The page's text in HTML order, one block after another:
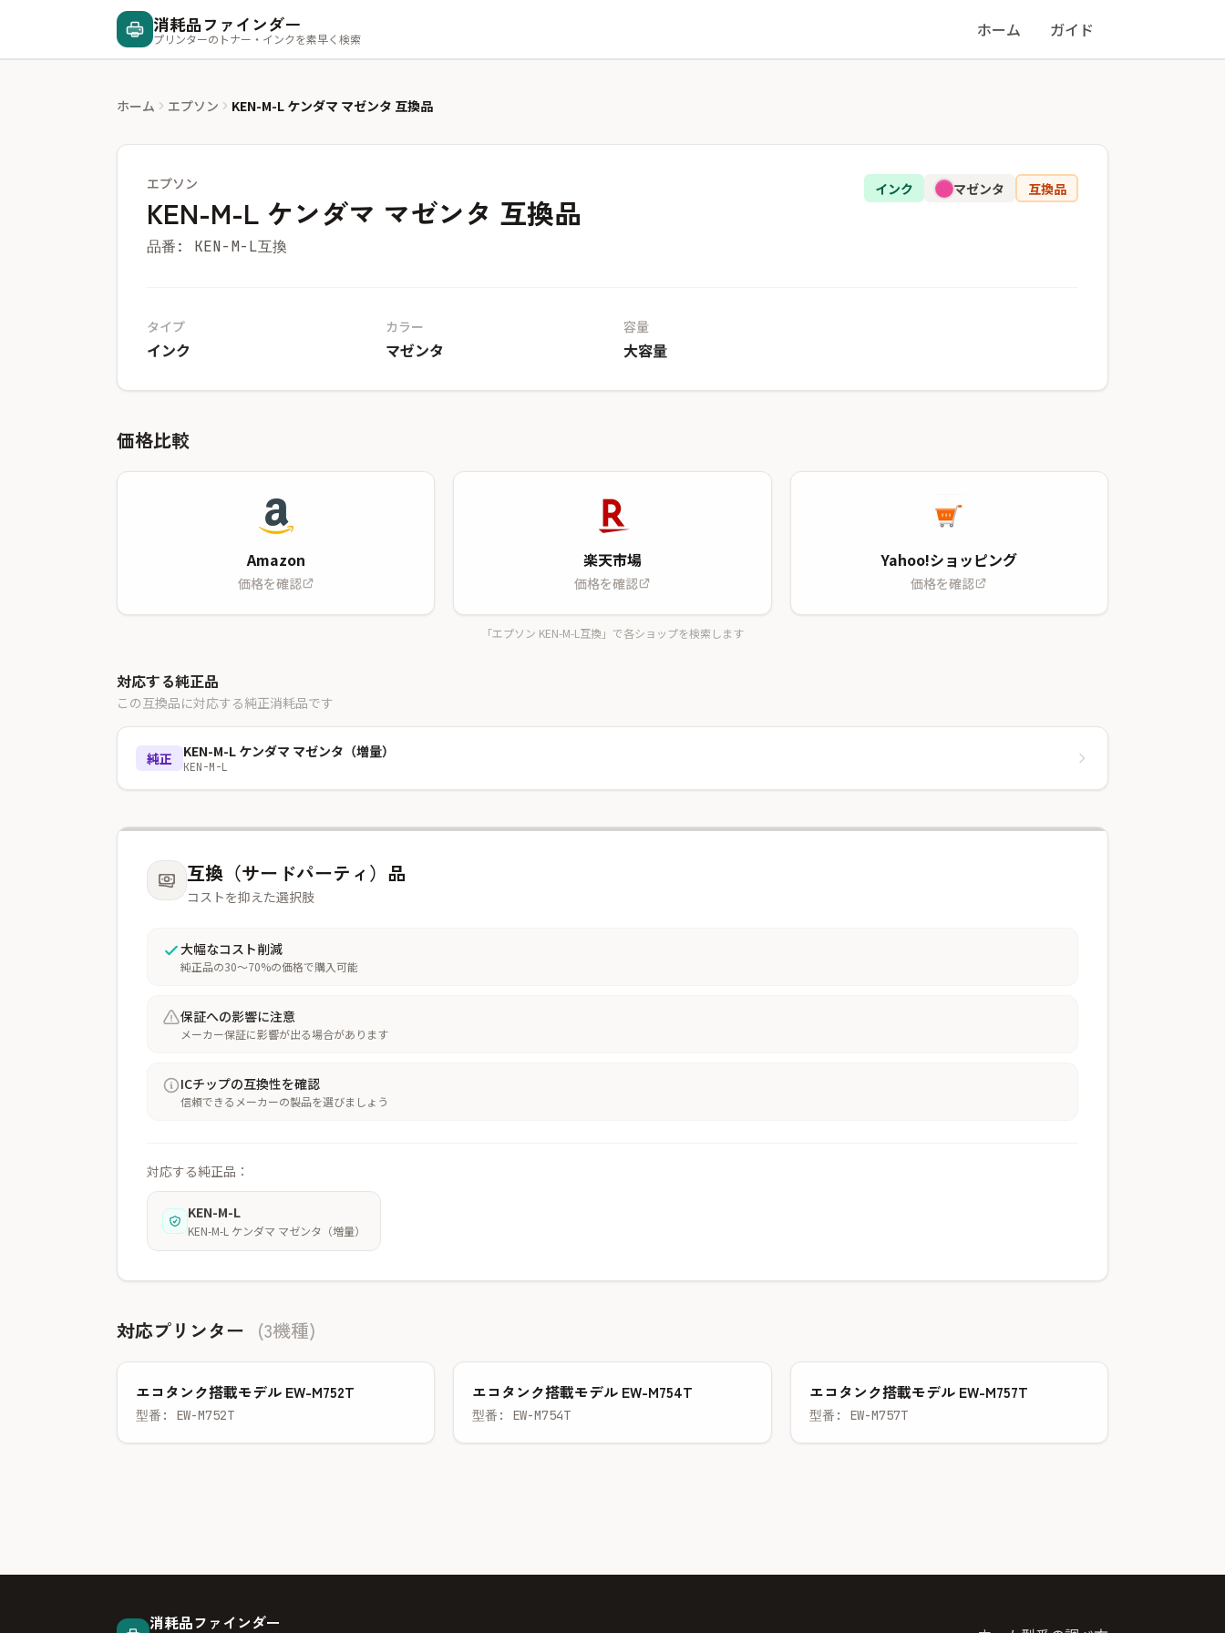
消耗品ファインダー
プリンターのトナー・インクを素早く検索 ホーム ガイド
ホーム エプソン KEN-M-L ケンダマ マゼンタ 互換品
エプソン
KEN-M-L ケンダマ マゼンタ 互換品
品番: KEN-M-L互換
インク マゼンタ 互換品
タイプ
インク
カラー
マゼンタ
容量
大容量
価格比較
Amazon
価格を確認
楽天市場
価格を確認
Yahoo!ショッピング
価格を確認
「エプソン KEN-M-L互換」で各ショップを検索します
対応する純正品
この互換品に対応する純正消耗品です
純正 KEN-M-L ケンダマ マゼンタ（増量）
KEN-M-L
互換（サードパーティ）品
コストを抑えた選択肢
大幅なコスト削減
純正品の30〜70%の価格で購入可能
保証への影響に注意
メーカー保証に影響が出る場合があります
ICチップの互換性を確認
信頼できるメーカーの製品を選びましょう
対応する純正品：
KEN-M-L
KEN-M-L ケンダマ マゼンタ（増量）
対応プリンター (3機種)
エコタンク搭載モデル EW-M752T
型番: EW-M752T
エコタンク搭載モデル EW-M754T
型番: EW-M754T
エコタンク搭載モデル EW-M757T
型番: EW-M757T
消耗品ファインダー